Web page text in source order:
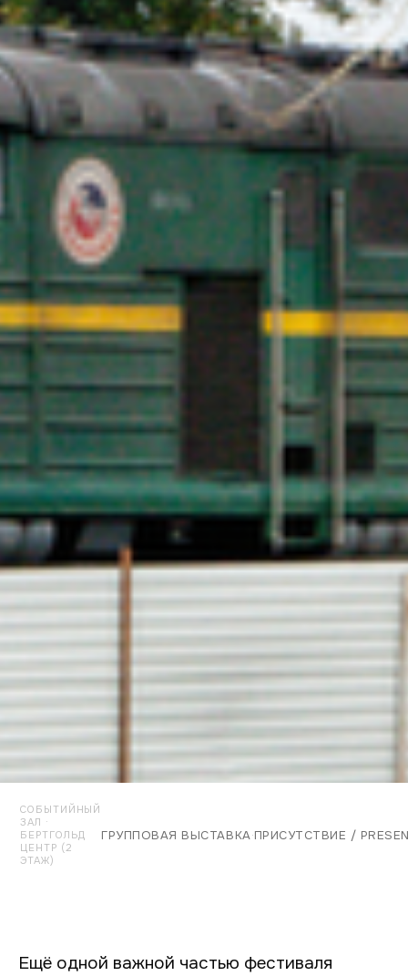
СОБЫТИЙНЫЙ
ЗАЛ ·
БЕРТГОЛЬД
ЦЕНТР (2
ЭТАЖ)
ГРУППОВАЯ ВЫСТАВКА·ПРИСУТСТВИЕ /
Ещё одной важной частью фестиваля